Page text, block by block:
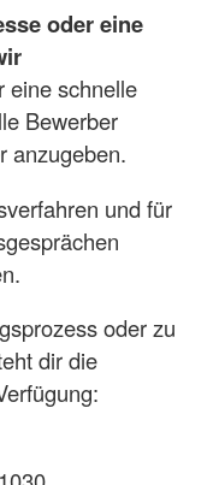
oder eine
eine schnelle
Bewerber
anzugeben.
und für
oder zu
dir die